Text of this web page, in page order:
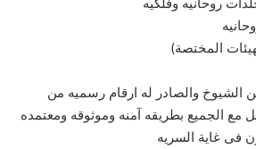
المختصة)
الشيوخ والصادر له ارقام رسميه من
مع الجميع بطريقه آمنه وموثوقه ومعتمده
فى غاية السريه